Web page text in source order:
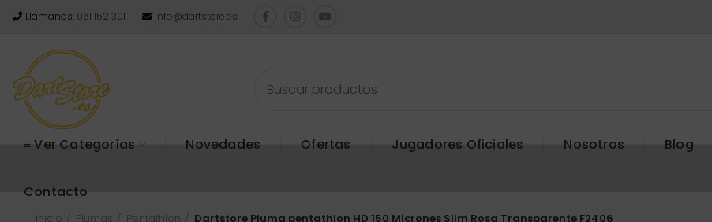
Llámanos: 961 152 301 info@dartstore.es
≡ Ver Categorías Novedades Ofertas Jugadores Oficiales Nosotros Blog
Contacto
Inicio Plumas Pentathlon Dartstore Pluma pentathlon HD 150 Micrones Slim Rosa Transparente F2406